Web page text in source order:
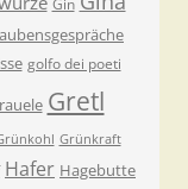
Gin
golfo dei poeti
Gretl
Grünkraft
Hafer Hagebutte